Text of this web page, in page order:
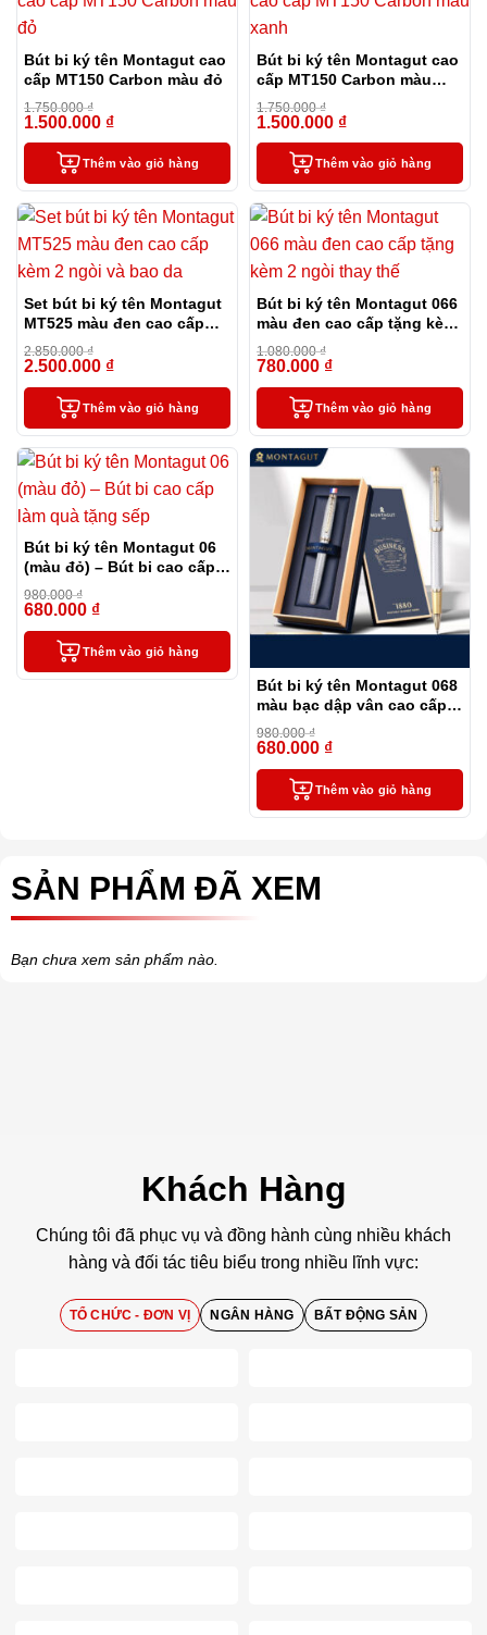
Bút bi ký tên Montagut cao
cấp MT150 Carbon màu đỏ
1.750.000₫
1.500.000 ₫
Thêm vào giỏ hàng
Bút bi ký tên Montagut cao
cấp MT150 Carbon màu
xanh
1.750.000₫
1.500.000 ₫
Thêm vào giỏ hàng
Set bút bi ký tên Montagut
MT525 màu đen cao cấp
kèm 2 ngòi và bao da
2.850.000₫
2.500.000 ₫
Thêm vào giỏ hàng
Bút bi ký tên Montagut 066
màu đen cao cấp tặng kèm
2 ngòi thay thế
1.080.000₫
780.000 ₫
Thêm vào giỏ hàng
Bút bi ký tên Montagut 06
(màu đỏ) – Bút bi cao cấp
làm quà tặng sếp
980.000₫
680.000 ₫
Thêm vào giỏ hàng
Bút bi ký tên Montagut 068
màu bạc dập vân cao cấp
(kèm hộp đựng và túi)
980.000₫
680.000 ₫
Thêm vào giỏ hàng
SẢN PHẨM ĐÃ XEM
Bạn chưa xem sản phẩm nào.
Khách Hàng
Chúng tôi đã phục vụ và đồng hành cùng nhiều khách
hàng và đối tác tiêu biểu trong nhiều lĩnh vực:
TỔ CHỨC - ĐƠN VỊ NGÂN HÀNG BẤT ĐỘNG SẢN